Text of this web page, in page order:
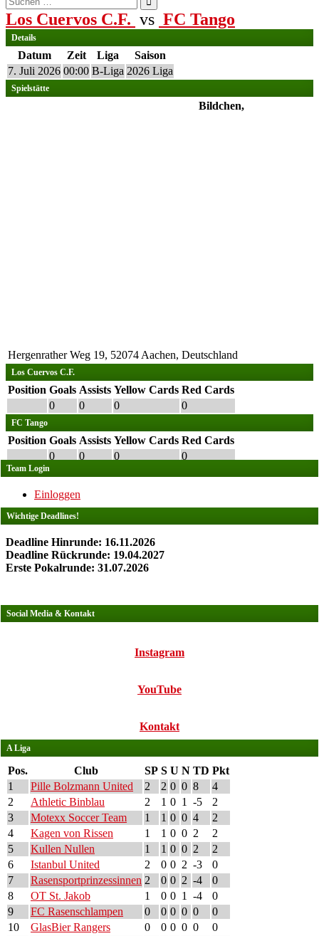
nach:
Los Cuervos C.F. vs FC Tango
Details
Datum Zeit Liga
Saison
7. Juli 2026 00:00 B-Liga 2026 Liga
Spielstätte
Bildchen,
Hergenrather Weg 19, 52074 Aachen, Deutschland
Los Cuervos C.F.
Position Goals Assists Yellow Cards Red Cards
0
0 0 0
FC Tango
Position Goals Assists Yellow Cards Red Cards
0
0 0 0
Team Login
Einloggen
Wichtige Deadlines!
Deadline Hinrunde: 16.11.2026
Deadline Rückrunde: 19.04.2027
Erste Pokalrunde: 31.07.2026
Social Media & Kontakt
Instagram
YouTube
Kontakt
A Liga
Pos. Club SP S U N TD Pkt
1
Pille Bolzmann United 2 2 0 0 8
4
2
Athletic Binblau 2 1 0 1 -5
2
3
Motexx Soccer Team 1 1 0 0 4
2
4
Kagen von Rissen 1 1 0 0 2
2
5
Kullen Nullen 1 1 0 0 2
2
6
Istanbul United 2 0 0 2 -3
0
7
Rasensportprinzessinnen 2 0 0 2 -4
0
8
OT St. Jakob 1 0 0 1 -4
0
9
FC Rasenschlampen 0 0 0 0 0
0
10
GlasBier Rangers 0 0 0 0 0
0